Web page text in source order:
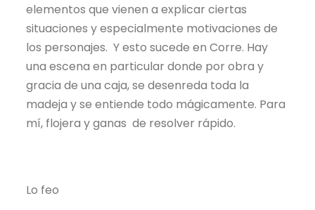
elementos que vienen a explicar ciertas
situaciones y especialmente motivaciones de
los personajes. Y esto sucede en Corre. Hay
una escena en particular donde por obra y
gracia de una caja, se desenreda toda la
madeja y se entiende todo mágicamente. Para
mí, flojera y ganas de resolver rápido.
Lo feo